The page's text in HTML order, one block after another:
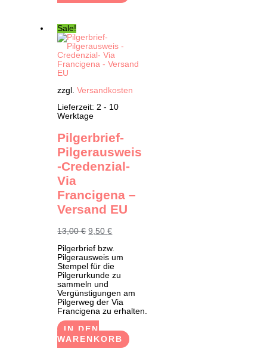
Sale!
zzgl.Versandkosten
Lieferzeit:2 - 10
Werktage
Pilgerbrief-
Pilgerausweis
-Credenzial-
Via
Francigena –
Versand EU
13,00€ Ursprünglicher
war:
13,00 €
9,50€Aktueller
ist:
9,50 €.
Pilgerbrief bzw.
Pilgerausweis um
Stempel für die
Pilgerurkunde zu
sammeln und
Vergünstigungen am
Pilgerweg der Via
Francigena zu erhalten.
IN DEN
WARENKORB